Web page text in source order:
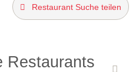
Restaurant Suche teilen
Restaurants